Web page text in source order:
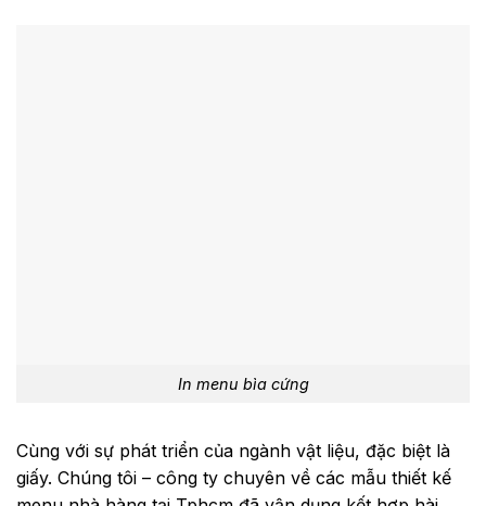
In menu bìa cứng
Cùng với sự phát triển của ngành vật liệu, đặc biệt là
giấy. Chúng tôi – công ty chuyên về các mẫu thiết kế